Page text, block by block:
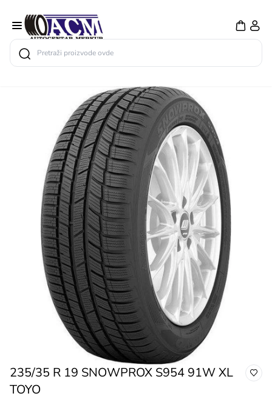
Search
235/35 R 19 SNOWPROX S954 91W XL
TOYO